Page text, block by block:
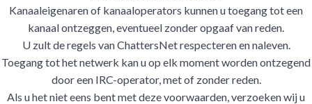
Kanaaleigenaren of kanaaloperators kunnen u toegang tot een
kanaal ontzeggen, eventueel zonder opgaaf van reden.
U zult de regels van ChattersNet respecteren en naleven.
Toegang tot het netwerk kan u op elk moment worden ontzegend
door een IRC-operator, met of zonder reden.
Als u het niet eens bent met deze voorwaarden, verzoeken wij u